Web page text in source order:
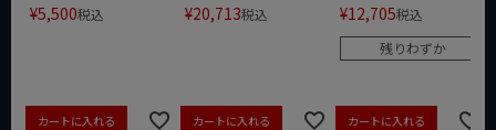
¥5,500税込
カートに入れる
¥20,713税込
カートに入れる
¥12,705税込
残りわずか
カートに入れる